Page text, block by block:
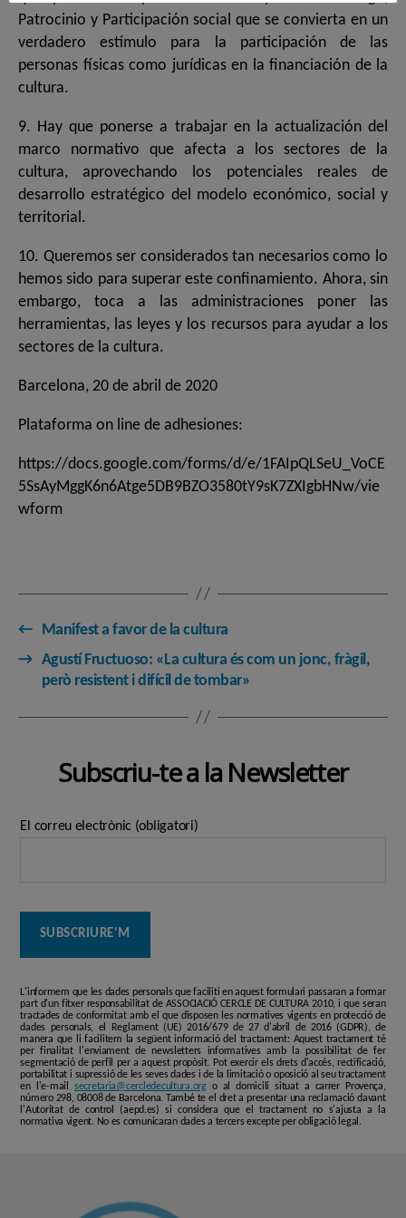
Patrocinio y Participación social que se convierta en un
verdadero estímulo para la participación de las
personas físicas como jurídicas en la financiación de la
cultura.
9. Hay que ponerse a trabajar en la actualización del
marco normativo que afecta a los sectores de la
cultura, aprovechando los potenciales reales de
desarrollo estratégico del modelo económico, social y
territorial.
10. Queremos ser considerados tan necesarios como lo
hemos sido para superar este confinamiento. Ahora, sin
embargo, toca a las administraciones poner las
herramientas, las leyes y los recursos para ayudar a los
sectores de la cultura.
Barcelona, 20 de abril de 2020
Plataforma on line de adhesiones:
https://docs.google.com/forms/d/e/1FAIpQLSeU_VoCE
5SsAyMggK6n6Atge5DB9BZO3580tY9sK7ZXIgbHNw/vie
wform
←
Manifest a favor de la cultura
→ Agustí Fructuoso: «La cultura és com un jonc, fràgil,
però resistent i difícil de tombar»
Subscriu-te a la Newsletter
El correu electrònic (obligatori)
L'informem que les dades personals que faciliti en aquest formulari passaran a formar
part d'un fitxer responsabilitat de ASSOCIACIÓ CERCLE DE CULTURA 2010, i que seran
tractades de conformitat amb el que disposen les normatives vigents en protecció de
dades personals, el Reglament (UE) 2016/679 de 27 d'abril de 2016 (GDPR), de
manera que li facilitem la següent informació del tractament: Aquest tractament té
per finalitat l'enviament de newsletters informatives amb la possibilitat de fer
segmentació de perfil per a aquest propòsit. Pot exercir els drets d'accés, rectificació,
portabilitat i supressió de les seves dades i de la limitació o oposició al seu tractament
en l'e-mail secretaria@cercledecultura.orgo al domicili situat a carrer Provença,
número 298, 08008 de Barcelona. També te el dret a presentar una reclamació davant
l'Autoritat de control (aepd.es) si considera que el tractament no s'ajusta a la
normativa vigent. No es comunicaran dades a tercers excepte per obligació legal.